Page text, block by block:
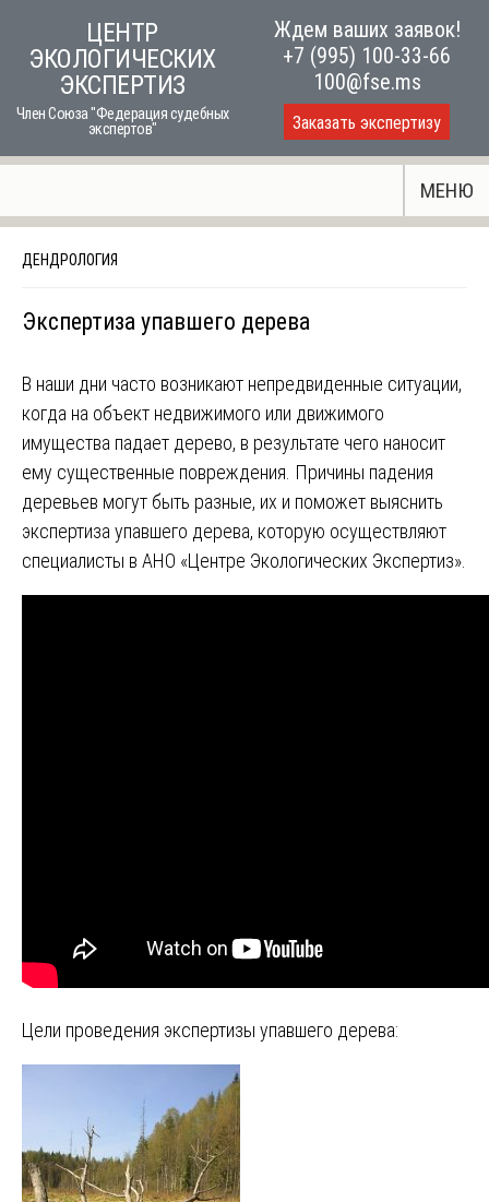
content
ЦЕНТР
ЭКОЛОГИЧЕСКИХ
ЭКСПЕРТИЗ
Член Союза "Федерация судебных
экспертов"
Ждем ваших заявок!
+7 (995) 100-33-66
100@fse.ms
Заказать экспертизу
МЕНЮ
ДЕНДРОЛОГИЯ
Экспертиза упавшего дерева
В наши дни часто возникают непредвиденные ситуации,
когда на объект недвижимого или движимого
имущества падает дерево, в результате чего наносит
ему существенные повреждения. Причины падения
деревьев могут быть разные, их и поможет выяснить
экспертиза упавшего дерева, которую осуществляют
специалисты в АНО «Центре Экологических Экспертиз».
Цели проведения экспертизы упавшего дерева: